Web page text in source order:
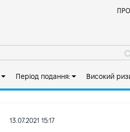
Період подання: Високий
13.07.2021 15:17